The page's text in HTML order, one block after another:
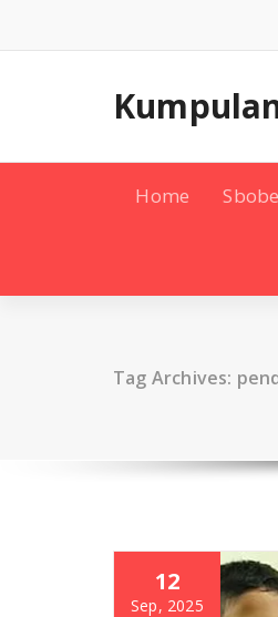
content
Home
Tag Archives:
12
Sep, 2025